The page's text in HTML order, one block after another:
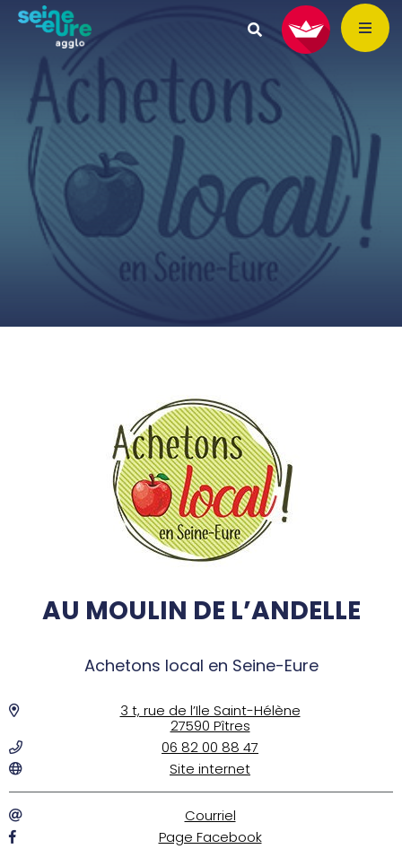
AU MOULIN DE L’ANDELLE
Achetons local en Seine-Eure
3 t, rue de l’Ile Saint-Hélène
27590 Pîtres
06 82 00 88 47
Site internet
Courriel
Page Facebook